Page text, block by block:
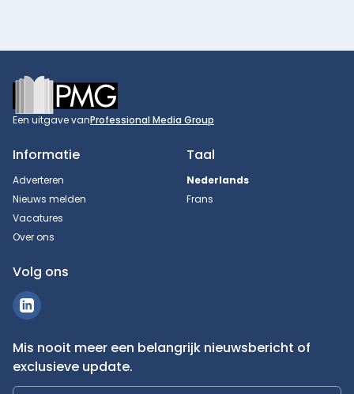
Footer
Een uitgave vanProfessional Media Group
Informatie
Adverteren
Nieuws melden
Vacatures
Over ons
Taal
Nederlands
Frans
Volg ons
Mis nooit meer een belangrijk nieuwsbericht of
exclusieve update.